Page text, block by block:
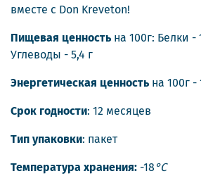
вместе с Don Kreveton!
Пищевая ценность на 100г: Белки
Углеводы - 5,4 г
Энергетическая ценность на 100г -
Срок годности: 12 месяцев
Тип упаковки: пакет
Температура хранения: -18 °С